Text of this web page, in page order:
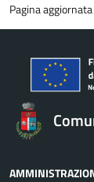
Pagina